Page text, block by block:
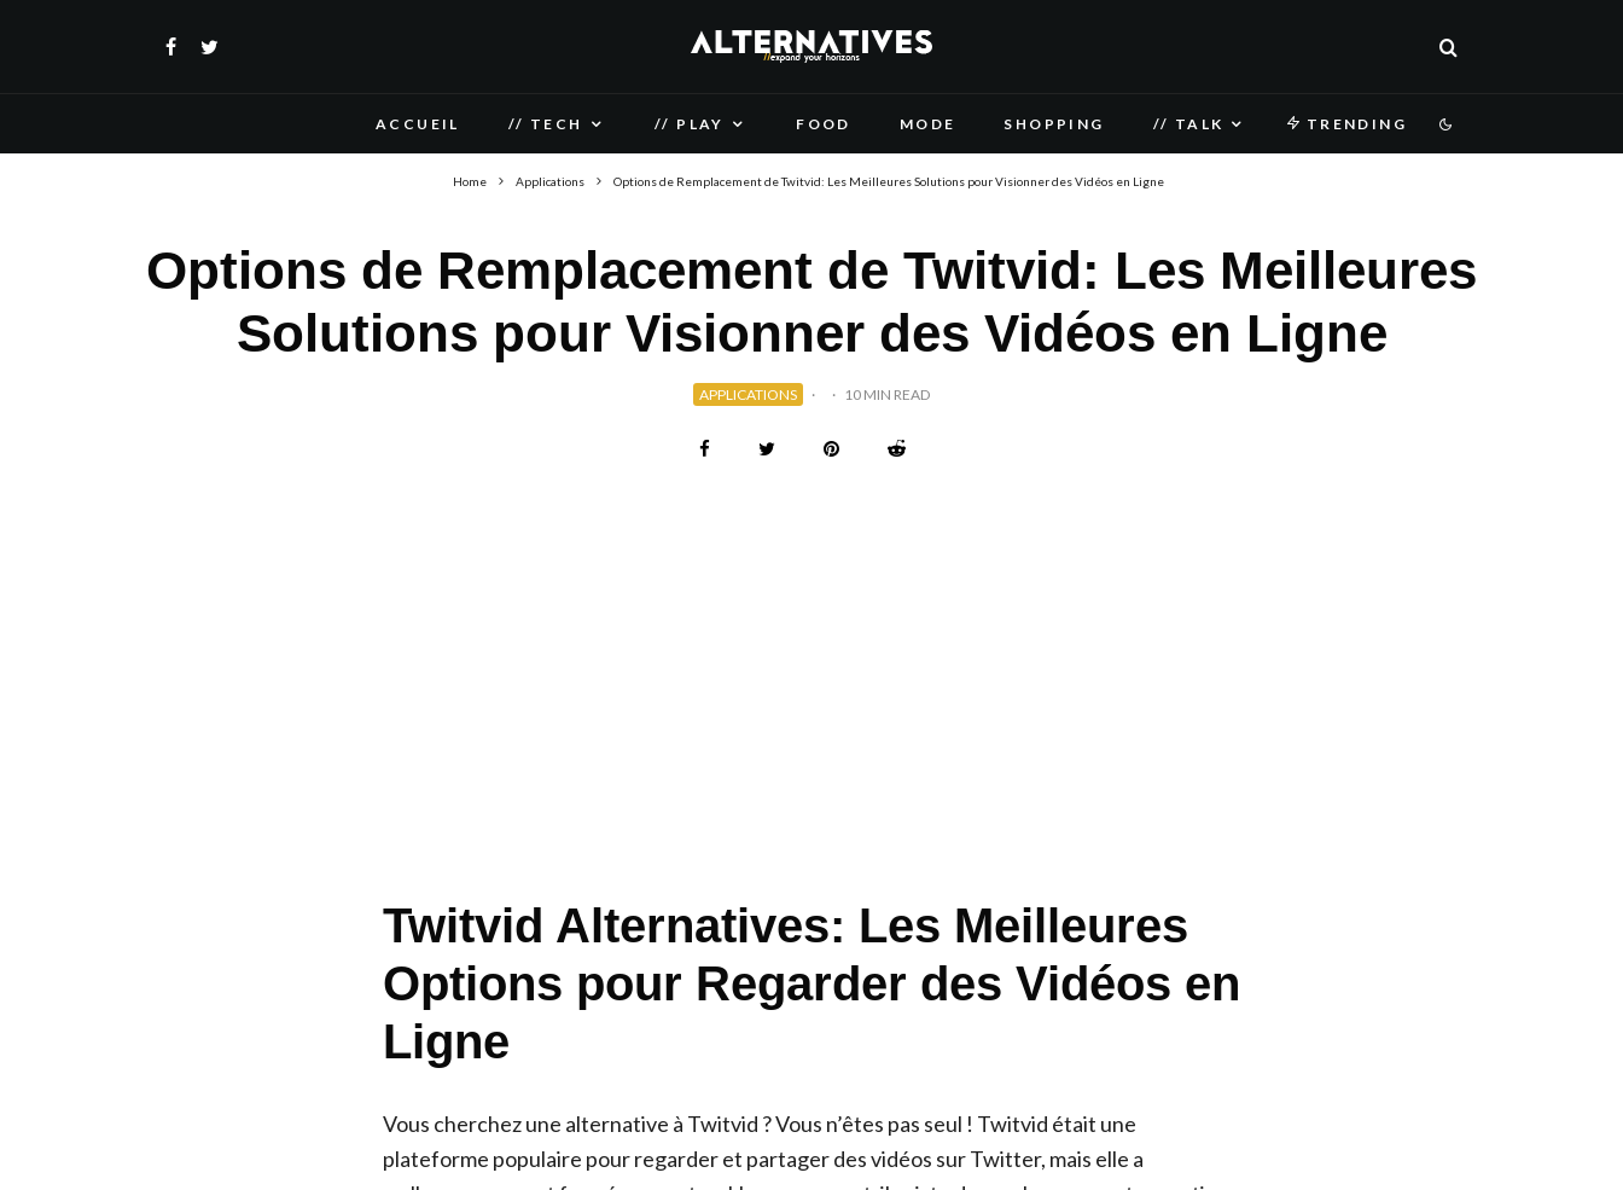
ACCUEIL // TECH // PLAY FOOD MODE SHOPPING // TALK TRENDING
Home Applications Options de Remplacement de Twitvid: Les Meilleures Solutions pour Visionner des Vidéos en Ligne
Options de Remplacement de Twitvid: Les Meilleures
Solutions pour Visionner des Vidéos en Ligne
APPLICATIONS · · 10 MIN READ
Twitvid Alternatives: Les Meilleures
Options pour Regarder des Vidéos en
Ligne
Vous cherchez une alternative à Twitvid ? Vous n’êtes pas seul ! Twitvid était une
plateforme populaire pour regarder et partager des vidéos sur Twitter, mais elle a